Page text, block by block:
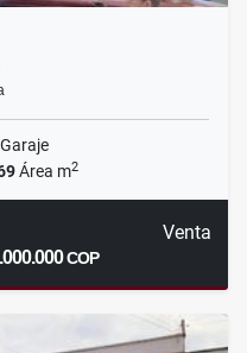
Garaje
Área m2
Venta
COP